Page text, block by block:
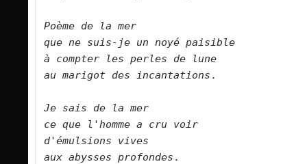
Poème de la mer
que ne suis-je un noyé paisible
à compter les perles de lune
au marigot des incantations .
Je sais de la mer
ce que l'homme a cru voir
d'émulsions vives
aux abysses profondes .